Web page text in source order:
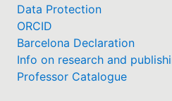
Data Protection
ORCID
Barcelona Declaration
Info on research and
Professor Catalogue